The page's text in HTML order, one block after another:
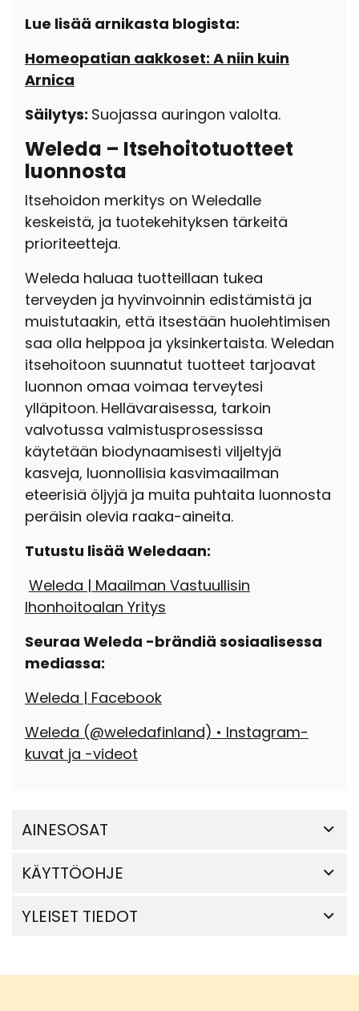
Lue lisää arnikasta blogista:
Homeopatian aakkoset: A niin kuin
Arnica
Säilytys: Suojassa auringon valolta.
Weleda – Itsehoitotuotteet
luonnosta
Itsehoidon merkitys on Weledalle
keskeistä, ja tuotekehityksen tärkeitä
prioriteetteja.
Weleda haluaa tuotteillaan tukea
terveyden ja hyvinvoinnin edistämistä ja
muistutaakin, että itsestään huolehtimisen
saa olla helppoa ja yksinkertaista. Weledan
itsehoitoon suunnatut tuotteet tarjoavat
luonnon omaa voimaa terveytesi
ylläpitoon. Hellävaraisessa, tarkoin
valvotussa valmistusprosessissa
käytetään biodynaamisesti viljeltyjä
kasveja, luonnollisia kasvimaailman
eteerisiä öljyjä ja muita puhtaita luonnosta
peräisin olevia raaka-aineita.
Tutustu lisää Weledaan:
Weleda | Maailman Vastuullisin
Ihonhoitoalan Yritys
Seuraa Weleda -brändiä sosiaalisessa
mediassa:
Weleda | Facebook
Weleda (@weledafinland) • Instagram-
kuvat ja -videot
AINESOSAT
KÄYTTÖOHJE
YLEISET TIEDOT